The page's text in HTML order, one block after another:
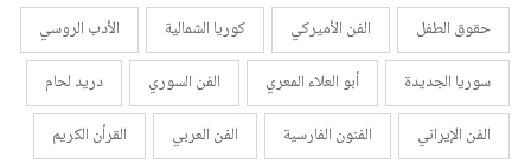
حقوق الطفل
الفن الأميركي كوريا الشمالية
الأدب الروسي
سوريا الجديدة
أبو العلاء المعري الفن السوري
دريد لحام
الفن الإيراني
الفنون الفارسية الفن العربي
القرأن الكريم